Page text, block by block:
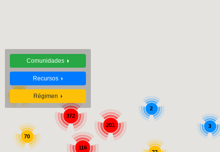
Comunidades
Recursos
Régimen
201
372
116
70
2
3